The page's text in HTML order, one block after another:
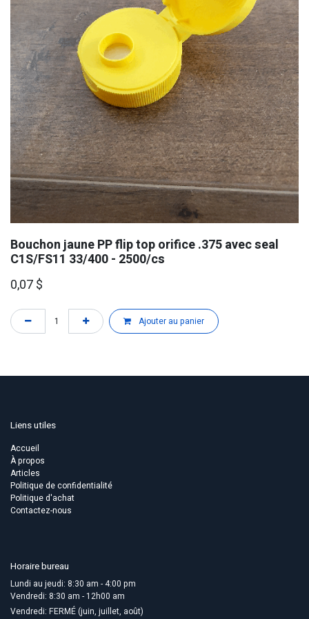
Bouchon jaune PP flip top orifice .375 avec seal
C1S/FS11 33/400 - 2500/cs
0,07$
Ajouter au panier
Liens utiles
Accueil
À propos
Articles
Politique de confidentialité
Politique d'achat
Contactez-nous
Horaire bureau
Lundi au jeudi: 8:30 am - 4:00 pm
Vendredi: 8:30 am - 12h00 am
Vendredi: FERMÉ (juin, juillet, août)